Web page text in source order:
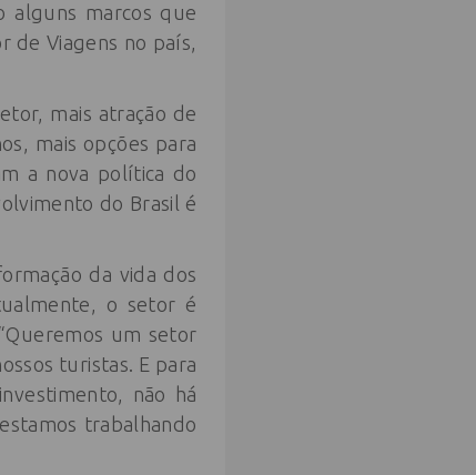
alguns marcos que
de Viagens no país,
mais atração de
mais opções para
a nova política do
do Brasil é
da vida dos
o setor é
um setor
turistas. E para
não há
trabalhando